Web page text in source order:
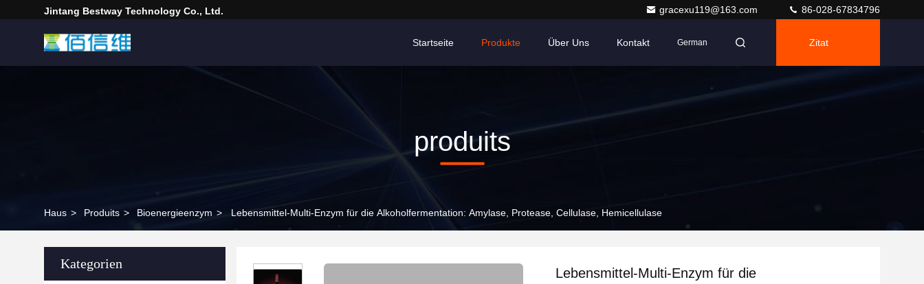
Jintang Bestway Technology Co., Ltd. gracexu119@163.com 86-028-67834796
Startseite Produkte Über Uns Kontakt German Zitat
produits
Haus > Produits > Bioenergieenzym > Lebensmittel-Multi-Enzym für die Alkoholfermentation: Amylase, Protease, Cellulase, Hemicellulase
Kategorien
Lebensmittel-Multi-Enzym für die